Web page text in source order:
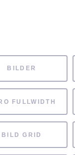
BILDER
FULLWIDTH
BILD GRID